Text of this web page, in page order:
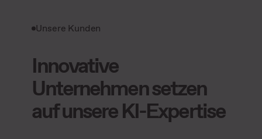
Unsere Kunden
Innovative
Unternehmen setzen
auf unsere KI-Expertise